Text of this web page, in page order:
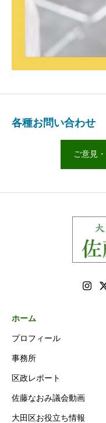
各種お問い合わせ
ご意見
ホーム
プロフィール
事務所
区政レポート
佐藤なおみ議会動画
大田区お役立ち情報